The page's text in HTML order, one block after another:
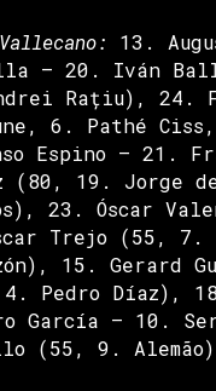
13.
– 20. Iván
Rațiu), 24.
6. Pathé
Espino – 21.
(80, 19. Jorge
23. Óscar
Trejo (55,
15. Gerard
Pedro Díaz),
García – 10.
(55, 9. Alemão)